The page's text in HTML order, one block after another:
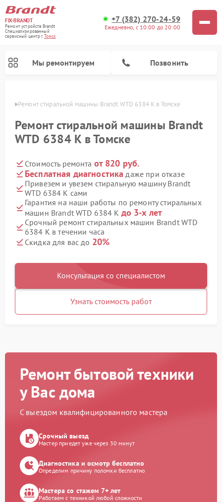
FIX-BRANDT
Ремонт устройств Brandt
Специализированный
cервисный центр г.Томск
+7 (382) 270-24-59
Ежедневно, с 10:00 до 20:00
Мы ремонтируем Позвонить
Ремонт стиральной машины Brandt WTD 6384 K в Томске
Ремонт стиральной машины Brandt
WTD 6384 K в Томске
Стоимость ремонта от 820 руб.
Бесплатная диагностика даже при отказе
Привезем и увезем стиральную машину Brandt
WTD 6384 K сами
Гарантия на наши работы по ремонту стиральных
машин Brandt WTD 6384 K до 3-х лет
Срочный ремонт стиральных машин Brandt WTD
6384 K в течении часа
Скидка для вас до 20%
Консультация со специалистом
Узнать стоимость работ
Ремонт бытовой техники
у Вас дома
С выездом квалифицированного мастера
Срочный выезд
Мастер приедет уже через 30 минут
Диагностика и осмотр бесплатно
Определим причину поломки бесплатно
Мастера со стажем 7+ лет
Работаем с техникой любой сложности